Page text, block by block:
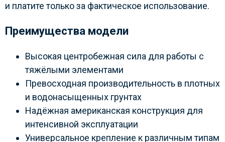
и платите только за фактическое использование.
Преимущества модели
Высокая центробежная сила для работы с
тяжёлыми элементами
Превосходная производительность в плотных
и водонасыщенных грунтах
Надёжная американская конструкция для
интенсивной эксплуатации
Универсальное крепление к различным типам